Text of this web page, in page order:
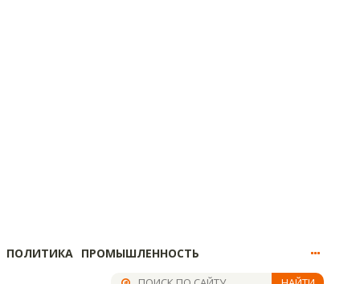
ПОЛИТИКА ПРОМЫШЛЕННОСТЬ